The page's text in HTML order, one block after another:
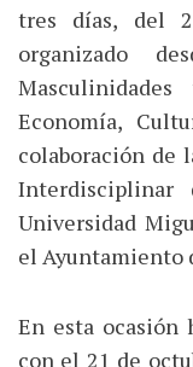
tres días, del
organizado
Economía,
colaboración de
Universidad
el Ayuntamiento
En esta ocasión
con el 21 de